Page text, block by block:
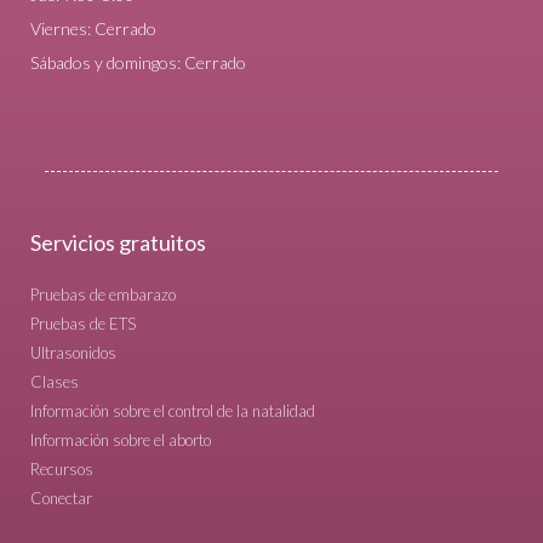
Viernes: Cerrado
Sábados y domingos: Cerrado
Servicios gratuitos
Pruebas de embarazo
Pruebas de ETS
Ultrasonidos
Clases
Información sobre el control de la natalidad
Información sobre el aborto
Recursos
Conectar